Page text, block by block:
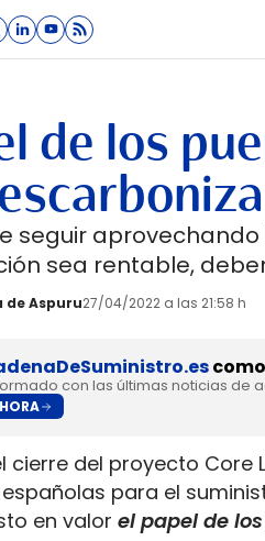
INTRALOGÍSTICA
de los
seguir
sea rentable,
de Aspuru27/04/2022 a las 21:58 h
con las últimas noticias de
cierre del proyecto Core
para el
en valor el papel de